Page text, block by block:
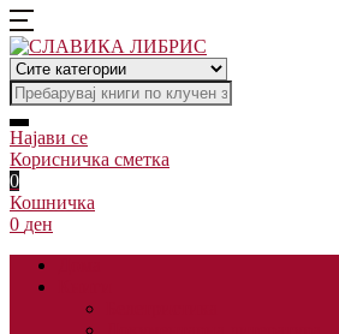
Најави се
Корисничка сметка
0
Кошничка
0 ден